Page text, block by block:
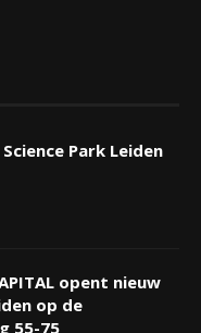
Park Leiden
opent nieuw
op de
55-75